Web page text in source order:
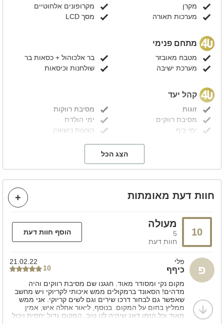
מקרן
מקרופונים אלחוטיים
מערכות תאורה
מסך LCD
מתחם פנימי
מטבח מאובזר
בר אלכוהול + כסאות בר
מערכת ישיבה
שולחנות וכיסאות
קהל יעד
זוגות
מסיבת רווקות
מסיבת רווקים
ימי הולדת
ימי כיף
הצעות נישואין
ערבי גיבוש
כיבוד קל
מידע כללי
חניה פרטית
משחקי שולחן
שולחן סנוקר
חדרי רחצה
הצג הכל
חוות דעת מאומתות
10
מעולה
5
חוות דעת
הוסף חוות דעת
פ
פלי
כיףף
21.02.22
10
מקום נקי ומסודר מאוד. חגגנו שם מסיבת רווקים והיה
מדהים! הסאונד ברמקולים ממש איכותי לקריוקי ויש מחשב
שאפשר גם לבחור דרכו שירים וגם לשים קריוקי. אני ממש
ממליץ בחום על המקום. בנוסף, ליאור אחלה איש, אמין
מאוד וכל הזמן דאג שיהיה לנו טוב. המקום גדול יחסית ויכול